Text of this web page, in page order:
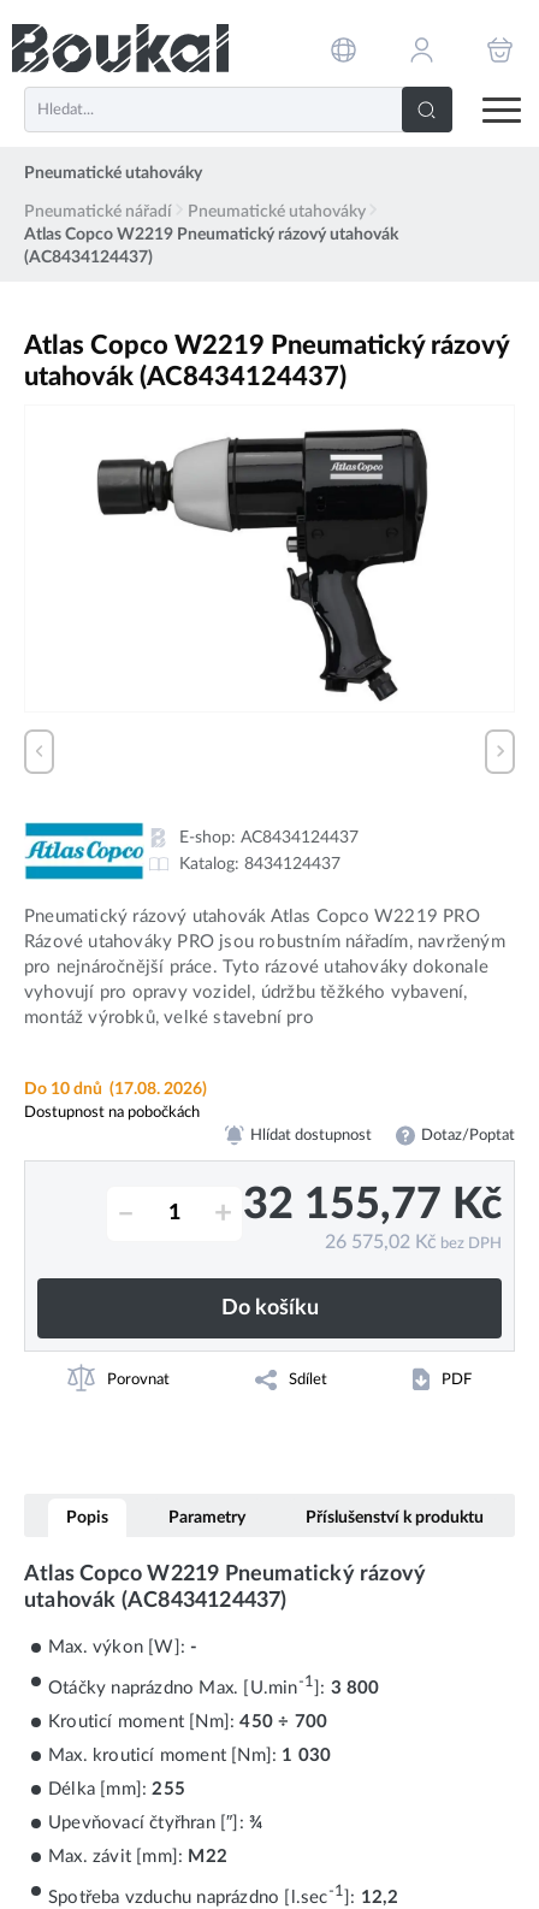
Pneumatické utahováky
Pneumatické nářadí
Pneumatické utahováky
Atlas Copco W2219 Pneumatický rázový utahovák
(AC8434124437)
Atlas Copco W2219 Pneumatický rázový
utahovák (AC8434124437)
E-shop: AC8434124437
Katalog: 8434124437
Pneumatický rázový utahovák Atlas Copco W2219 PRO
Rázové utahováky PRO jsou robustním nářadím, navrženým
pro nejnáročnější práce. Tyto rázové utahováky dokonale
vyhovují pro opravy vozidel, údržbu těžkého vybavení,
montáž výrobků, velké stavební pro
Do 10 dnů (17.08. 2026)
Dostupnost na pobočkách
Hlídat dostupnost Dotaz/Poptat
– + 32 155,77 Kč
26 575,02 Kč bez DPH
Do košíku
Porovnat Sdílet PDF
Popis Parametry Příslušenství k produktu
Atlas Copco W2219 Pneumatický rázový
utahovák (AC8434124437)
Max. výkon [W]:-
Otáčky naprázdno Max. [U.min-1 ]: 3 800
Krouticí moment [Nm]:450 ÷ 700
Max. krouticí moment [Nm]: 1 030
Délka [mm]:255
Upevňovací čtyřhran [″]: ¾
Max. závit [mm]: M22
Spotřeba vzduchu naprázdno [l.sec-1 ]: 12,2